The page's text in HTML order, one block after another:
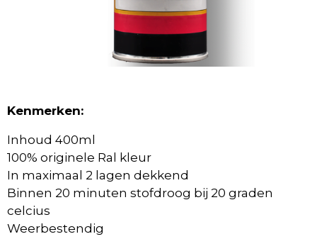
Kenmerken:
Inhoud 400ml
100% originele Ral kleur
In maximaal 2 lagen dekkend
Binnen 20 minuten stofdroog bij 20 graden
celcius
Weerbestendig